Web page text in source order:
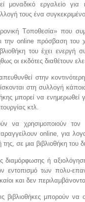
μοναδικό εργαλείο
τους ένα
Tοποθεσία» που
την online πρόσβαση
του έχει
οι εκδότες διαθέτουν
στην
στη συλλογή
μπορεί να
κτλ.
να χρησιμοποιούν
online, για
σε μια βιβλιοθήκη του
διαμόρφωσης ή
εντοπισμό των πολυ-
και δεν
βιβλιοθήκες μπορούν να